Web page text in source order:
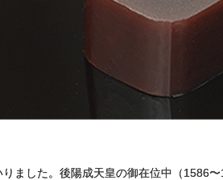
ました。後陽成天皇の御在位中（1586